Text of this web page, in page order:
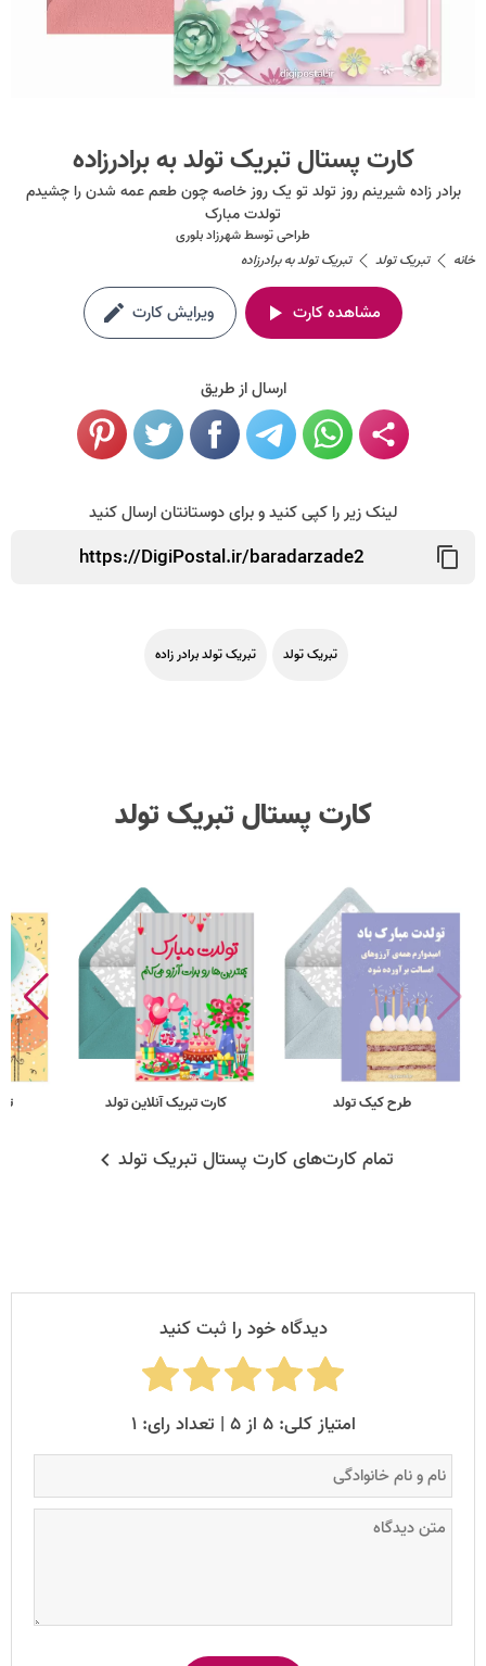
کارت پستال تبریک تولد به برادرزاده
برادر زاده شیرینم روز تولد تو یک روز خاصه چون طعم عمه شدن را چشیدم
تولدت مبارک
طراحی توسطشهرزاد بلوری
خانه
تبریک تولد تبریک تولد به برادرزاده
مشاهده کارت ویرایش کارت
ارسال از طریق
لینک زیر را کپی کنید و برای دوستانتان ارسال کنید
تبریک تولد تبریک تولد برادر زاده
کارت پستال تبریک تولد
طرح کیک تولد کارت تبریک آنلاین تولد
تمام کارت‌های کارت پستال تبریک تولد
دیدگاه خود را ثبت کنید
امتیاز کلی: ۵ از ۵ | تعداد رای: ۱